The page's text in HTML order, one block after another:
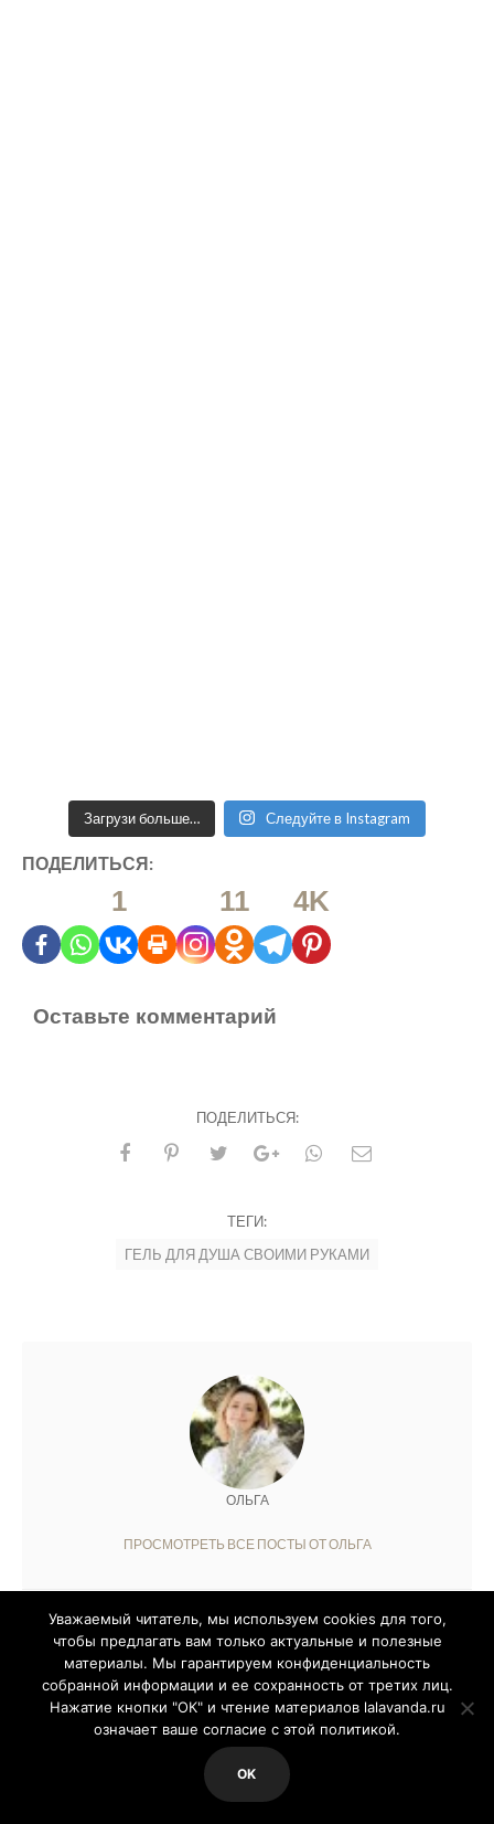
Загрузи больше… Следуйте в Instagram
ПОДЕЛИТЬСЯ:
1 11 4K
Оставьте комментарий
ПОДЕЛИТЬСЯ:
ТЕГИ:
ГЕЛЬ ДЛЯ ДУША СВОИМИ РУКАМИ
ОЛЬГА
ПРОСМОТРЕТЬ ВСЕ ПОСТЫ ОТ ОЛЬГА
Похожие посты
Уважаемый читатель, мы используем cookies для того,
чтобы предлагать вам только актуальные и полезные
материалы. Мы гарантируем конфиденциальность
собранной информации и ее сохранность от третих лиц.
Нажатие кнопки "ОК" и чтение материалов lalavanda.ru
означает ваше согласие с этой политикой.
OK